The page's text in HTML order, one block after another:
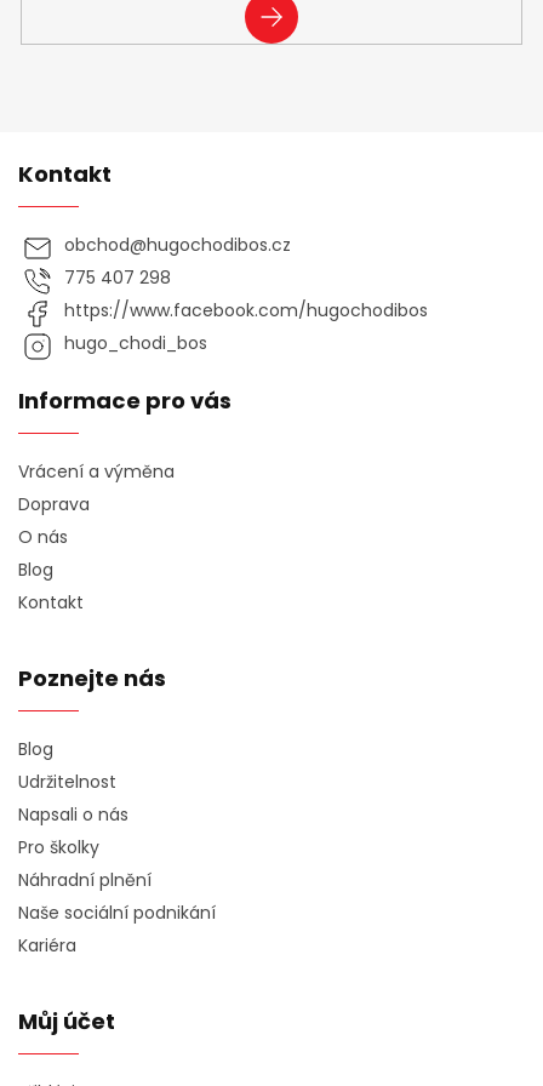
PŘIHLÁSIT
SE
Kontakt
obchod@hugochodibos.cz
775 407 298
https://www.facebook.com/hugochodibos
hugo_chodi_bos
Informace pro vás
Vrácení a výměna
Doprava
O nás
Blog
Kontakt
Poznejte nás
Blog
Udržitelnost
Napsali o nás
Pro školky
Náhradní plnění
Naše sociální podnikání
Kariéra
Můj účet